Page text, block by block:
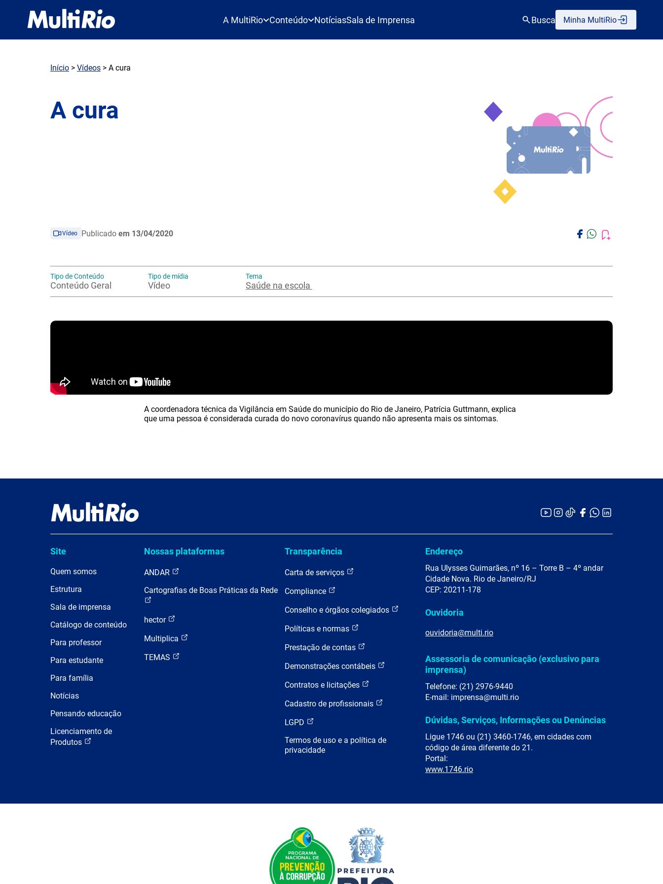
A MultiRio Conteúdo NotíciasSala de Imprensa Busca Minha MultiRio
Início > Vídeos > A cura
A cura
Vídeo Publicado em 13/04/2020
Tipo de Conteúdo
Conteúdo Geral
Tipo de mídia
Vídeo
Tema
Saúde na escola
A coordenadora técnica da Vigilância em Saúde do município do Rio de Janeiro, Patrícia Guttmann, explica
que uma pessoa é considerada curada do novo coronavírus quando não apresenta mais os sintomas.
Site
Quem somos
Estrutura
Sala de imprensa
Catálogo de conteúdo
Para professor
Para estudante
Para família
Notícias
Pensando educação
Licenciamento de
Produtos
Nossas plataformas
ANDAR
Cartografias de Boas Práticas da Rede
hector
Multiplica
TEMAS
Transparência
Carta de serviços
Compliance
Conselho e órgãos colegiados
Políticas e normas
Prestação de contas
Demonstrações contábeis
Contratos e licitações
Cadastro de profissionais
LGPD
Termos de uso e a política de
privacidade
Endereço
Rua Ulysses Guimarães, nº 16 – Torre B – 4º andar
Cidade Nova. Rio de Janeiro/RJ
CEP: 20211-178
Ouvidoria
ouvidoria@multi.rio
Assessoria de comunicação (exclusivo para
imprensa)
Telefone: (21) 2976-9440
E-mail: imprensa@multi.rio
Dúvidas, Serviços, Informações ou Denúncias
Ligue 1746 ou (21) 3460-1746, em cidades com
código de área diferente do 21.
Portal:
www.1746.rio